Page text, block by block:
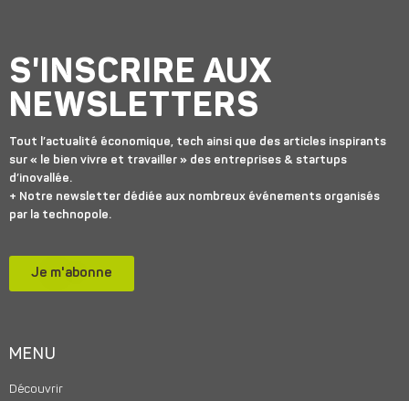
S'INSCRIRE AUX
NEWSLETTERS
Tout l’actualité économique, tech ainsi que des articles inspirants
sur « le bien vivre et travailler » des entreprises & startups
d’inovallée.
+ Notre newsletter dédiée aux nombreux événements organisés
par la technopole.
Je m'abonne
MENU
Découvrir